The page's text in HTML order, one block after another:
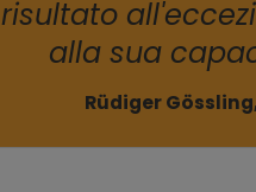
risultato
alla sua
Rüdiger